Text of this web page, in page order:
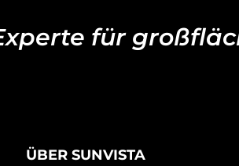
für
ÜBER SUNVISTA